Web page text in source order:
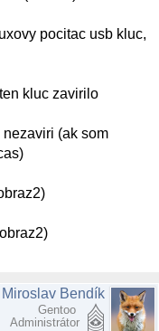
pocitac usb kluc,
kluc zavirilo
(ak som
Miroslav Bendík
Gentoo
Administrátor